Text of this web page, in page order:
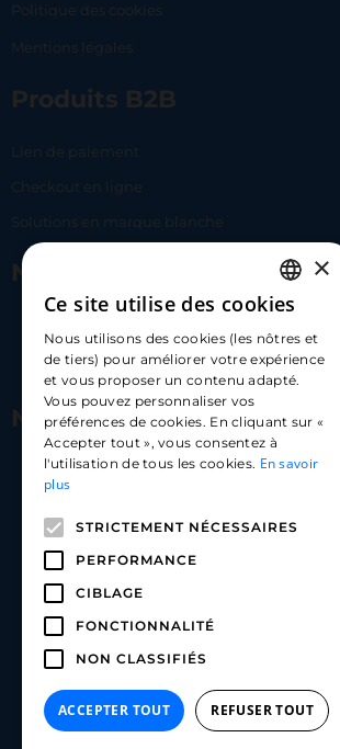
Politique des cookies
Mentions légales
Produits B2B
Lien de paiement
Checkout en ligne
Solutions en marque blanche
Nous contacter
hello@carloapp.com
Nous suivre
Carlo App | Instagram
Carlo App | Linkedin
FRENCH
ENGLISH
SPANISH
×
Ce site utilise des cookies
Nous utilisons des cookies (les nôtres et
de tiers) pour améliorer votre expérience
et vous proposer un contenu adapté.
Vous pouvez personnaliser vos
préférences de cookies. En cliquant sur «
Accepter tout », vous consentez à
l'utilisation de tous les cookies. En savoir
plus
STRICTEMENT NÉCESSAIRES
PERFORMANCE
CIBLAGE
FONCTIONNALITÉ
NON CLASSIFIÉS
ACCEPTER TOUT REFUSER TOUT